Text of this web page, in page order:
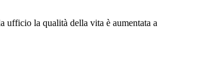
ufficio la qualità della vita è aumentata a